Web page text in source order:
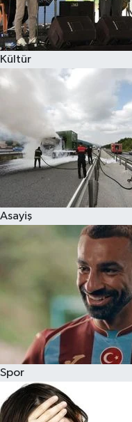
Kültür
Asayiş
Spor
Spor
Eğitim
Hava Durumu
Kadın
Kim kimdir?
Kültür Sanat
Sağlık
Siyaset
Teknoloji
Televizyon